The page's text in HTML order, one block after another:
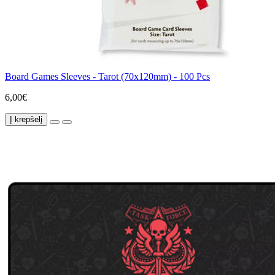
Board Games Sleeves - Tarot (70x120mm) - 100 Pcs
6,00€
Į krepšelį